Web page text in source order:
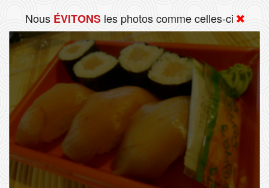
Nous ÉVITONSles photos comme celles-ci